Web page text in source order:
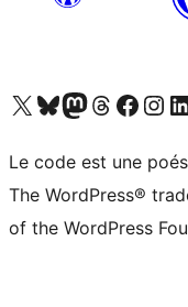
Visit our X (formerly Twitter) account
Visitez notre compte Bluesky
Visit our Mastodon account
Visitez notre compte
Visit our Facebook page
Visit our
Le code est une
The WordPress®
of the WordPress